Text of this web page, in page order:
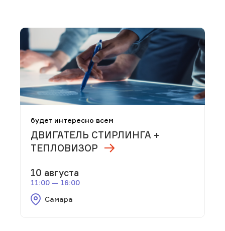
будет интересно всем
ДВИГАТЕЛЬ СТИРЛИНГА +
ТЕПЛОВИЗОР
10 августа
11:00 — 16:00
Самара